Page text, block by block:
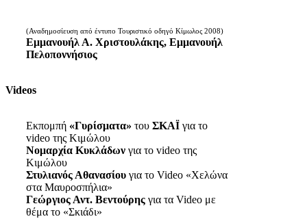
(Αναδημοσίευση από έντυπο Τουριστικό οδηγό Κίμωλος 2008)
Εμμανουήλ Α. Χριστουλάκης, Εμμανουήλ
Πελοποννήσιος
Videos
Εκπομπή «Γυρίσματα» του ΣΚΑΪ για το
video της Κιμώλου
Νομαρχία Κυκλάδων για το video της
Κιμώλου
Στυλιανός Αθανασίου για το Video «Χελώνα
στα Μαυροσπήλια»
Γεώργιος Αντ. Βεντούρης για τα Video με
θέμα το «Σκιάδι»